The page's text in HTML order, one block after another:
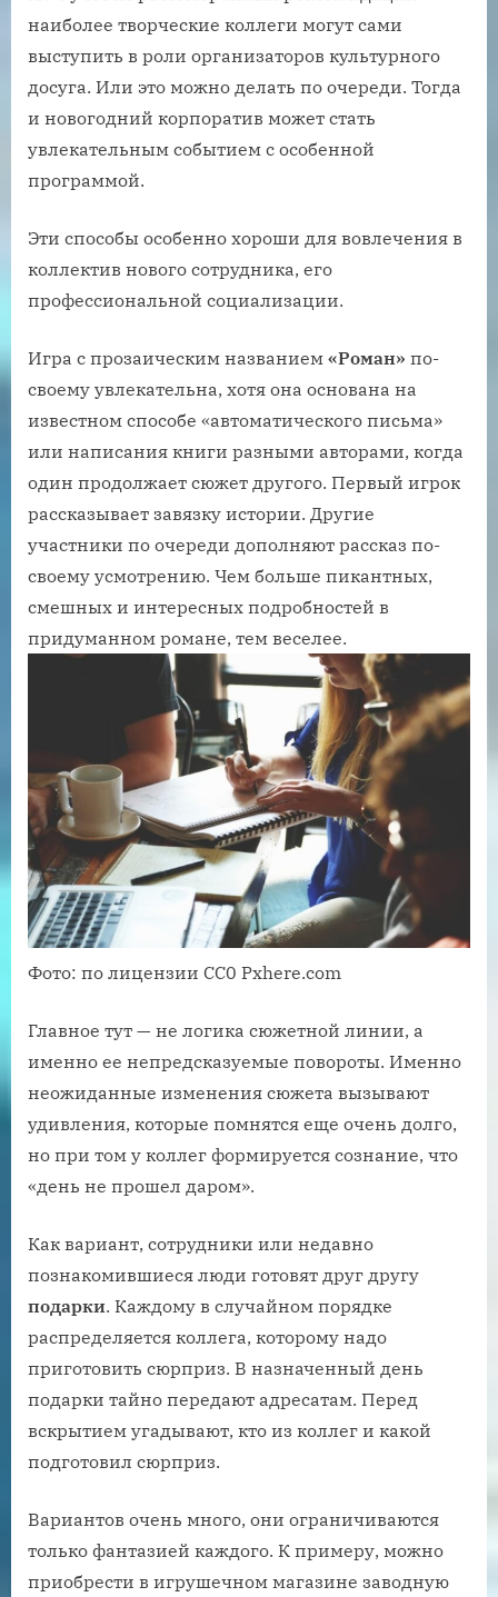
наиболее творческие коллеги могут сами
выступить в роли организаторов культурного
досуга. Или это можно делать по очереди. Тогда
и новогодний корпоратив может стать
увлекательным событием с особенной
программой.
Эти способы особенно хороши для вовлечения в
коллектив нового сотрудника, его
профессиональной социализации.
Игра с прозаическим названием «Роман» по-
своему увлекательна, хотя она основана на
известном способе «автоматического письма»
или написания книги разными авторами, когда
один продолжает сюжет другого. Первый игрок
рассказывает завязку истории. Другие
участники по очереди дополняют рассказ по-
своему усмотрению. Чем больше пикантных,
смешных и интересных подробностей в
придуманном романе, тем веселее.
Фото: по лицензии CC0 Pxhere.com
Главное тут — не логика сюжетной линии, а
именно ее непредсказуемые повороты. Именно
неожиданные изменения сюжета вызывают
удивления, которые помнятся еще очень долго,
но при том у коллег формируется сознание, что
«день не прошел даром».
Как вариант, сотрудники или недавно
познакомившиеся люди готовят друг другу
подарки. Каждому в случайном порядке
распределяется коллега, которому надо
приготовить сюрприз. В назначенный день
подарки тайно передают адресатам. Перед
вскрытием угадывают, кто из коллег и какой
подготовил сюрприз.
Вариантов очень много, они ограничиваются
только фантазией каждого. К примеру, можно
приобрести в игрушечном магазине заводную